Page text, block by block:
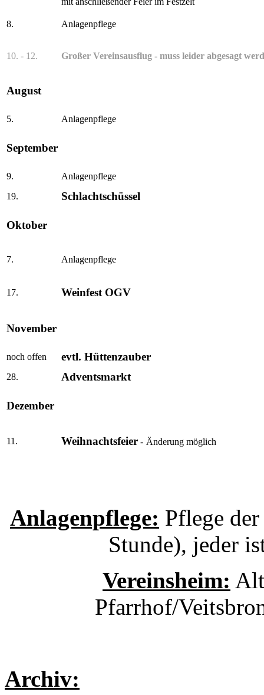
8. Anlagenpflege
10. - 12. Großer Vereinsausflug - muss leider abgesagt
August
5. Anlagenpflege
September
9.
Anlagenpflege
19.
Schlachtschüssel
Oktober
7. Anlagenpflege
17. Weinfest OGV
November
noch offen evtl. Hüttenzauber
28. Adventsmarkt
Dezember
11. Weihnachtsfeier - Änderung möglich
Anlagenpflege: Pflege
Stunde), jeder
Vereinsheim:
Pfarrhof/
Archiv: